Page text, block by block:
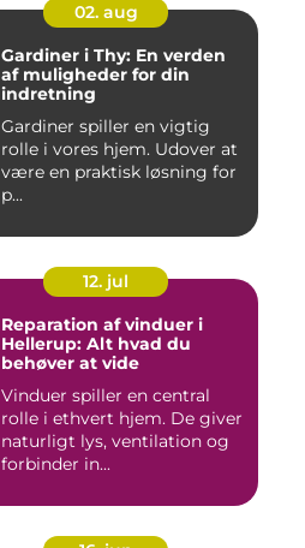
02. aug
Gardiner i Thy: En verden
af muligheder for din
indretning
Gardiner spiller en vigtig
rolle i vores hjem. Udover at
være en praktisk løsning for
p...
12. jul
Reparation af vinduer i
Hellerup: Alt hvad du
behøver at vide
Vinduer spiller en central
rolle i ethvert hjem. De giver
naturligt lys, ventilation og
forbinder in...